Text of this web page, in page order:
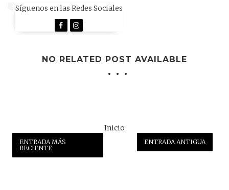
Síguenos en las Redes Sociales
NO RELATED POST AVAILABLE
ENTRADA MÁS
RECIENTE
ENTRADA ANTIGUA
Inicio